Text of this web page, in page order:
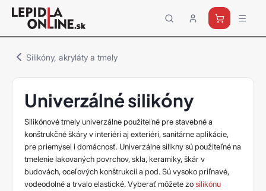
Priemyselné
lepidlá
Loctite
Silikóny, akryláty a tmely
Univerzálné silikóny
Silikónové tmely univerzálne použiteľné pre stavebné a
konštrukčné škáry v interiéri aj exteriéri, sanitárne aplikácie,
pre priemysel i domácnosť. Univerzálne silikny sú použiteľné na
tmelenie lakovaných povrchov, skla, keramiky, škár v
budovách, oceľových konštrukcií a pod. Sú vysoko priľnavé,
vodeodolné a trvalo elastické. Vyberať môžete zosilikónu